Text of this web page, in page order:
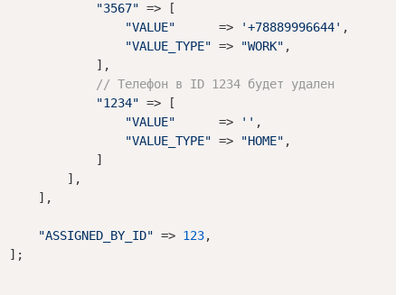
"3567" => [
"VALUE"
      =>
'+78889996644' ,
"VALUE_TYPE" => "WORK" ,
            ],
// Телефон в ID 1234 будет удален
"1234" => [
"VALUE"
      =>
'' ,
"VALUE_TYPE" => "HOME" ,
            ]
        ],
    ],
"ASSIGNED_BY_ID" => 123,
];